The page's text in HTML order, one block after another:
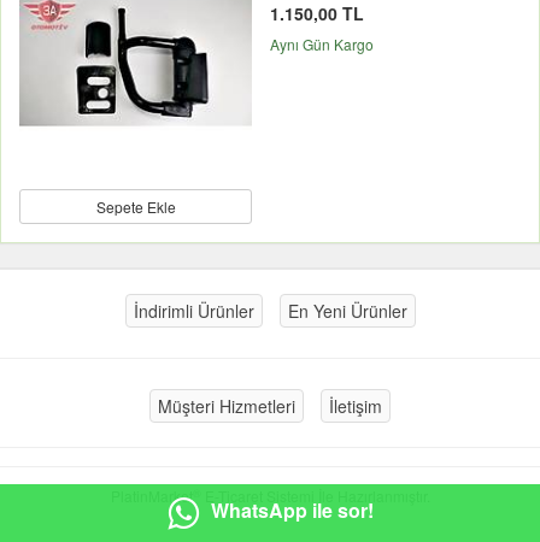
Sepete Ekle
1.150,00 TL
Aynı Gün Kargo
İndirimli Ürünler En Yeni Ürünler
Müşteri Hizmetleri İletişim
PlatinMarket
WhatsApp ile sor!